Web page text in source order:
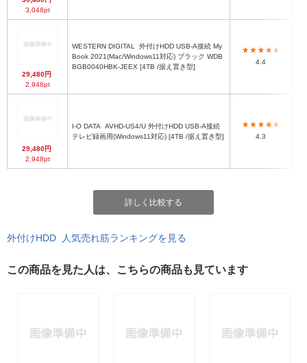
3,048pt
29,480円
2,948pt
WESTERN DIGITAL
Book 2021(Mac/Windows11対応) ブラック WDB
BGB0040HBK-JEEX [4TB /据え置き型]
4.4
29,480円
2,948pt
I-O DATA
テレビ録画用(Windows11対応) [4TB /据え置き型]
4.3
詳しく比較する
外付けHDD 人気売れ筋ランキングを見る
この商品を見た人は、こちらの商品も見ています